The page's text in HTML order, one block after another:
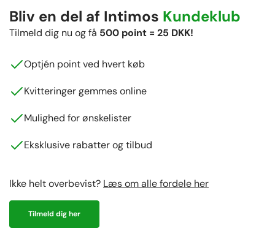
Bliv en del af Intimos Kundeklub
Tilmeld dig nu og få 500 point = 25 DKK!
Optjén point ved hvert køb
Kvitteringer gemmes online
Mulighed for ønskelister
Eksklusive rabatter og tilbud
Ikke helt overbevist? Læs om alle fordele her
Tilmeld dig her